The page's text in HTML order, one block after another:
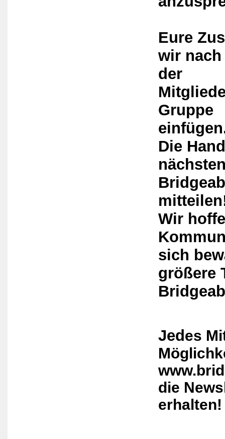
Eure
wir nach
der
Gruppe
Die
Wir
sich
größere
Jedes
die
erhalten!